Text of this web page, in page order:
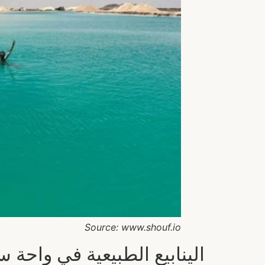
Source: www.shouf.io
الينابيع الطبيعية في واحة